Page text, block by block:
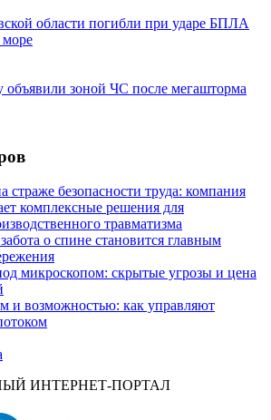
области погибли при ударе БПЛА
объявили зоной ЧС после мегашторма
страже безопасности труда: компания
комплексные решения для
травматизма
о спине становится главным
микроскопом: скрытые угрозы и цена
и возможностью: как управляют
ИНТЕРНЕТ-ПОРТАЛ